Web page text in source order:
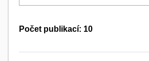
Počet publikací: 10